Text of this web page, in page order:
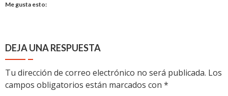
Me gusta esto:
DEJA UNA RESPUESTA
Tu dirección de correo electrónico no será publicada. Los
campos obligatorios están marcados con *